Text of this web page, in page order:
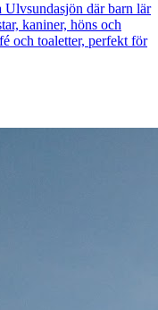
Ulvsundasjön där barn lär
kaniner, höns och
och toaletter, perfekt för